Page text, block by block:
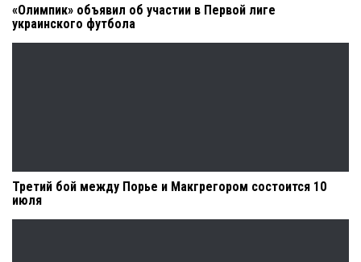
«Олимпик» объявил об участии в Первой лиге
украинского футбола
Третий бой между Порье и Макгрегором состоится 10
июля